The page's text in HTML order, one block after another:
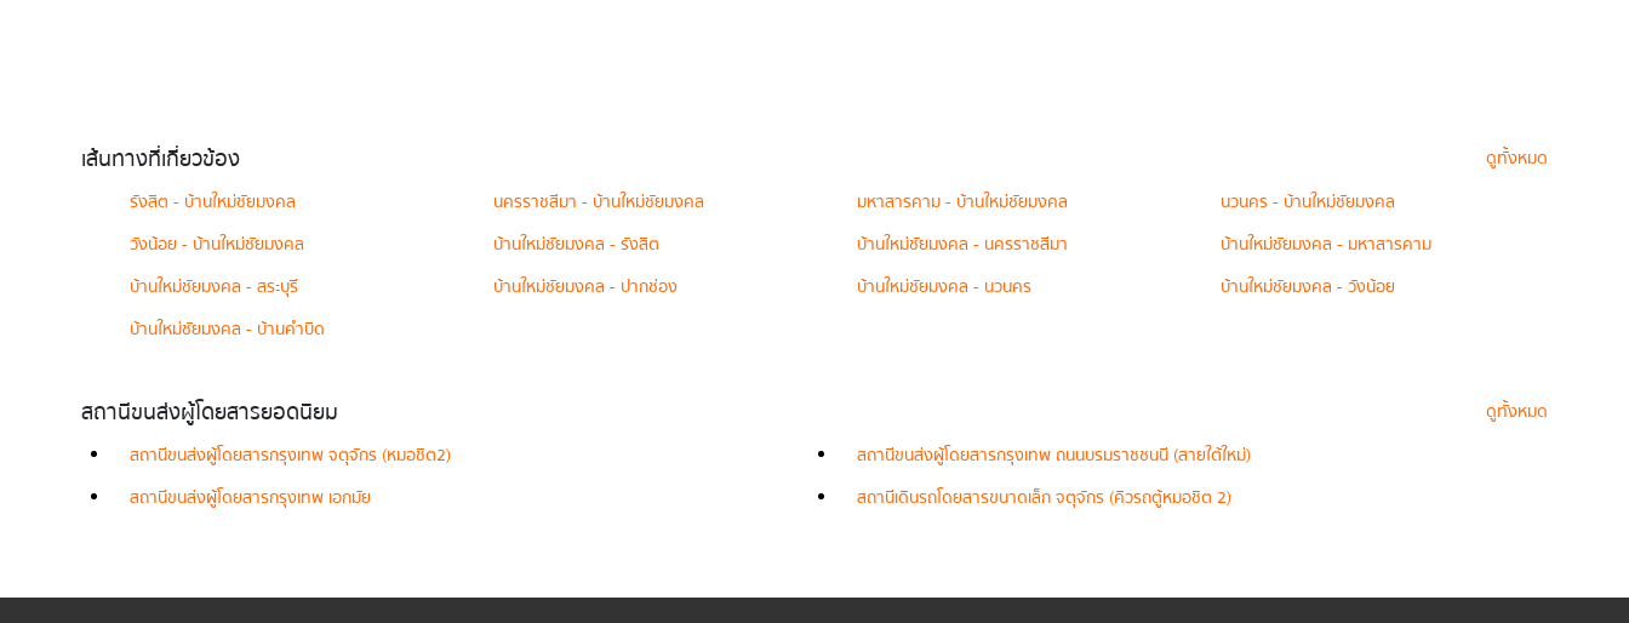
เส้นทางที่เกี่ยวข้อง
ดูทั้งหมด
รังสิต - บ้านใหม่ชัยมงคล
นครราชสีมา - บ้านใหม่ชัยมงคล มหาสารคาม - บ้านใหม่ชัยมงคล
นวนคร - บ้านใหม่ชัยมงคล
วังน้อย - บ้านใหม่ชัยมงคล
บ้านใหม่ชัยมงคล - รังสิต บ้านใหม่ชัยมงคล - นครราชสีมา
บ้านใหม่ชัยมงคล - มหาสารคาม
บ้านใหม่ชัยมงคล - สระบุรี
บ้านใหม่ชัยมงคล - ปากช่อง บ้านใหม่ชัยมงคล - นวนคร
บ้านใหม่ชัยมงคล - วังน้อย
บ้านใหม่ชัยมงคล - บ้านคำบิด
สถานีขนส่งผู้โดยสารยอดนิยม
ดูทั้งหมด
สถานีขนส่งผู้โดยสารกรุงเทพ จตุจักร (หมอชิต2)
สถานีขนส่งผู้โดยสารกรุงเทพ ถนนบรมราชชนนี (สายใต้ใหม่)
สถานีขนส่งผู้โดยสารกรุงเทพ เอกมัย
สถานีเดินรถโดยสารขนาดเล็ก จตุจักร (คิวรถตู้หมอชิต 2)